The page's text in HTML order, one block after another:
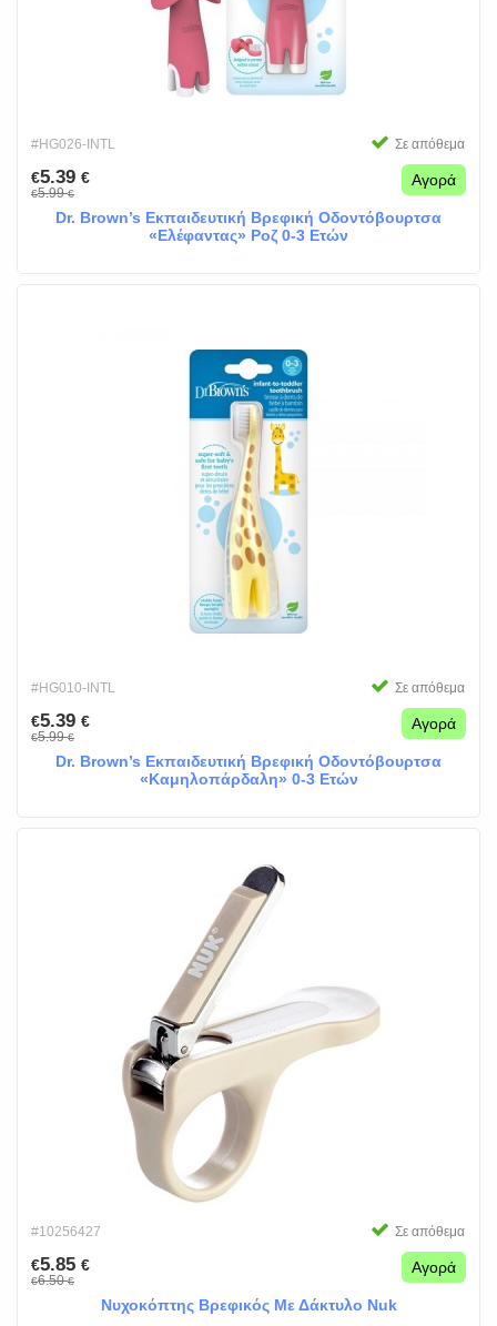
#HG026-INTL Σε απόθεμα
€5.39 €
€5.99€
Αγορά
Dr. Brown’s Εκπαιδευτική Βρεφική Οδοντόβουρτσα
«Ελέφαντας» Ροζ 0-3 Ετών
#HG010-INTL Σε απόθεμα
€5.39 €
€5.99€
Αγορά
Dr. Brown’s Εκπαιδευτική Βρεφική Οδοντόβουρτσα
«Καμηλοπάρδαλη» 0-3 Ετών
#10256427 Σε απόθεμα
€5.85 €
€6.50€
Αγορά
Νυχοκόπτης Βρεφικός Με Δάκτυλο Νuk